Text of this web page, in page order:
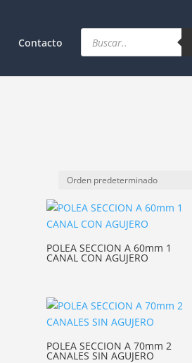
Contacto
Products
search
POLEA SECCION A 60mm 1
CANAL CON AGUJERO
POLEA SECCION A 70mm 2
CANALES SIN AGUJERO